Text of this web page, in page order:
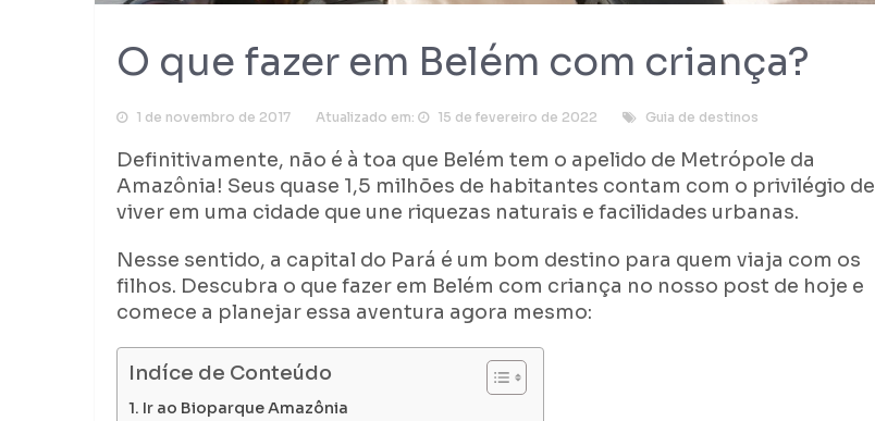
O que fazer em Belém com criança?
1 de novembro de 2017 Atualizado em: 15 de fevereiro de 2022 Guia de destinos
Definitivamente, não é à toa que Belém tem o apelido de Metrópole da
Amazônia! Seus quase 1,5 milhões de habitantes contam com o privilégio de
viver em uma cidade que une riquezas naturais e facilidades urbanas.
Nesse sentido, a capital do Pará é um bom destino para quem viaja com os
filhos. Descubra o que fazer em Belém com criança no nosso post de hoje e
comece a planejar essa aventura agora mesmo:
Indíce de Conteúdo
Ir ao Bioparque Amazônia